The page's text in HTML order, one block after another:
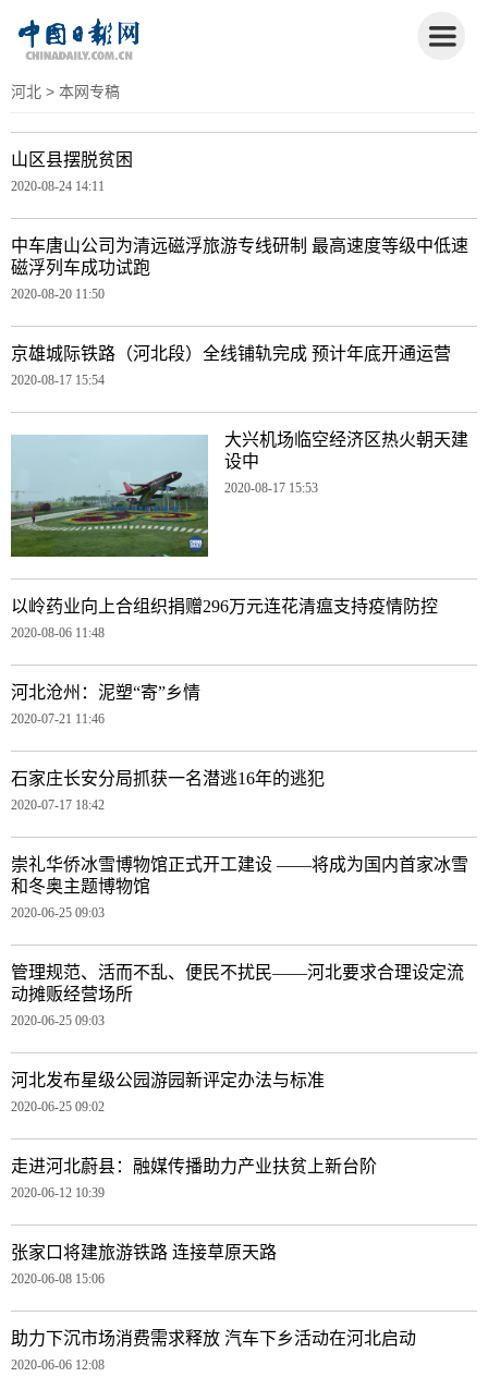
河北 > 本网专稿
山区县摆脱贫困
2020-08-24 14:11
中车唐山公司为清远磁浮旅游专线研制 最高速度等级中低速
磁浮列车成功试跑
2020-08-20 11:50
京雄城际铁路（河北段）全线铺轨完成 预计年底开通运营
2020-08-17 15:54
大兴机场临空经济区热火朝天建
设中
2020-08-17 15:53
以岭药业向上合组织捐赠296万元连花清瘟支持疫情防控
2020-08-06 11:48
河北沧州：泥塑“寄”乡情
2020-07-21 11:46
石家庄长安分局抓获一名潜逃16年的逃犯
2020-07-17 18:42
崇礼华侨冰雪博物馆正式开工建设 ——将成为国内首家冰雪
和冬奥主题博物馆
2020-06-25 09:03
管理规范、活而不乱、便民不扰民——河北要求合理设定流
动摊贩经营场所
2020-06-25 09:03
河北发布星级公园游园新评定办法与标准
2020-06-25 09:02
走进河北蔚县：融媒传播助力产业扶贫上新台阶
2020-06-12 10:39
张家口将建旅游铁路 连接草原天路
2020-06-08 15:06
助力下沉市场消费需求释放 汽车下乡活动在河北启动
2020-06-06 12:08